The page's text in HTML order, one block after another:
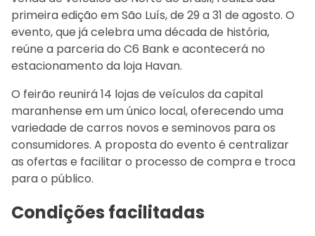
primeira edição em São Luís, de 29 a 31 de agosto. O
evento, que já celebra uma década de história,
reúne a parceria do C6 Bank e acontecerá no
estacionamento da loja Havan.
O feirão reunirá 14 lojas de veículos da capital
maranhense em um único local, oferecendo uma
variedade de carros novos e seminovos para os
consumidores. A proposta do evento é centralizar
as ofertas e facilitar o processo de compra e troca
para o público.
Condições facilitadas